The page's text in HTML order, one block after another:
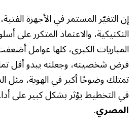
إن التغيّر المستمر في الأجهزة
التكتيكية، والاعتماد المتكرر على
المباريات الكبرى، كلها عوامل
فرض شخصيته، وجعلته يبدو أقل
تمتلك وضوحًا أكبر في الهوية، مثل
في التخطيط يؤثر بشكل كبير على
المصري.